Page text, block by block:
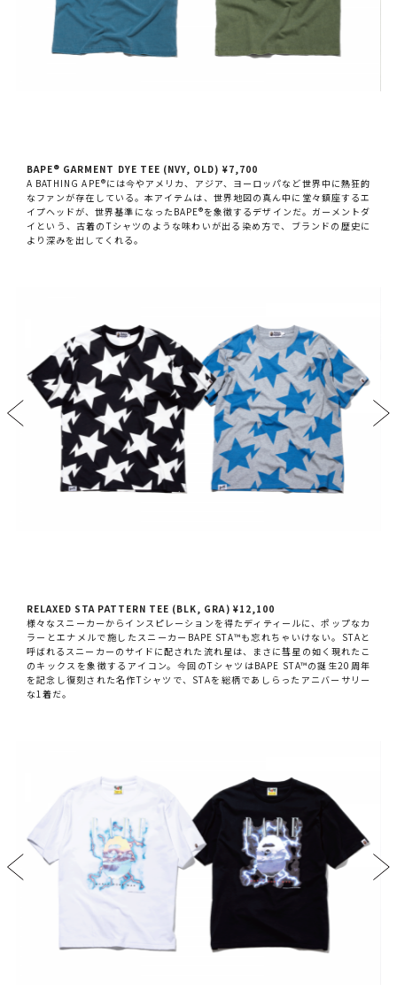
BAPE®︎ GARMENT DYE TEE (NVY, OLD) ¥7,700
A BATHING APE®︎には今やアメリカ、アジア、ヨーロッパなど世界中に熱狂的
なファンが存在している。本アイテムは、世界地図の真ん中に堂々鎮座するエ
イプヘッドが、世界基準になったBAPE®︎を象徴するデザインだ。ガーメントダ
イという、古着のTシャツのような味わいが出る染め方で、ブランドの歴史に
より深みを出してくれる。
RELAXED STA PATTERN TEE (BLK, GRA) ¥12,100
様々なスニーカーからインスピレーションを得たディティールに、ポップなカ
ラーとエナメルで施したスニーカーBAPE STA™も忘れちゃいけない。STAと
呼ばれるスニーカーのサイドに配された流れ星は、まさに彗星の如く現れたこ
のキックスを象徴するアイコン。今回のTシャツはBAPE STA™の誕生20周年
を記念し復刻された名作Tシャツで、STAを総柄であしらったアニバーサリー
な1着だ。